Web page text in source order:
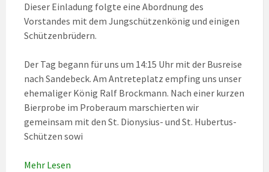
Dieser Einladung folgte eine Abordnung des
Vorstandes mit dem Jungschützenkönig und einigen
Schützenbrüdern.
Der Tag begann für uns um 14:15 Uhr mit der Busreise
nach Sandebeck. Am Antreteplatz empfing uns unser
ehemaliger König Ralf Brockmann. Nach einer kurzen
Bierprobe im Proberaum marschierten wir
gemeinsam mit den St. Dionysius- und St. Hubertus-
Schützen sowi
Mehr Lesen